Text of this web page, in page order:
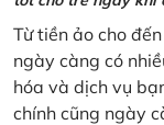
Từ tiền ảo cho
ngày càng có
hóa và dịch vụ
chính cũng ngày